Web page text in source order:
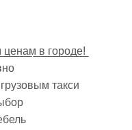
̲в̲ ̲г̲о̲р̲о̲д̲е̲!̲
такси